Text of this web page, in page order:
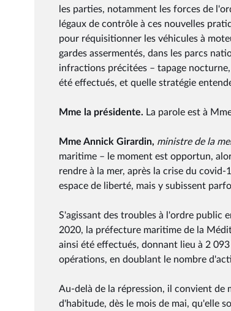
les parties, notamment les forces de
légaux de contrôle à ces nouvelles
pour réquisitionner les véhicules à
gardes assermentés, dans les parcs
infractions précitées – tapage
été effectués, et quelle stratégie
Mme la présidente. La parole est à
Mme Annick Girardin, ministre de la
maritime – le moment est opportun,
rendre à la mer, après la crise du
espace de liberté, mais y subissent
S'agissant des troubles à l'ordre public
2020, la préfecture maritime de la
ainsi été effectués, donnant lieu à 2
opérations, en doublant le nombre
Au-delà de la répression, il convient de
d'habitude, dès le mois de mai, qu'elle